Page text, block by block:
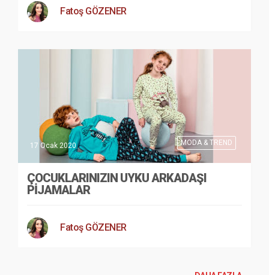
Fatoş GÖZENER
MODA & TREND
17 Ocak 2020
ÇOCUKLARINIZIN UYKU ARKADAŞI
PIJAMALAR
Fatoş GÖZENER